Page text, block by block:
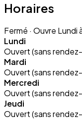
Horaires
Fermé · Ouvre Lundi
Lundi
Ouvert (sans
Mardi
Ouvert (sans
Mercredi
Ouvert (sans
Jeudi
Ouvert (sans